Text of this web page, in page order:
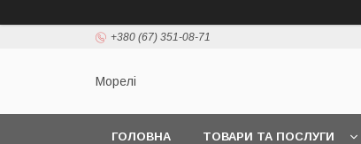
+380 (67) 351-08-71
Морелі
ГОЛОВНА ТОВАРИ ТА ПОСЛУГИ